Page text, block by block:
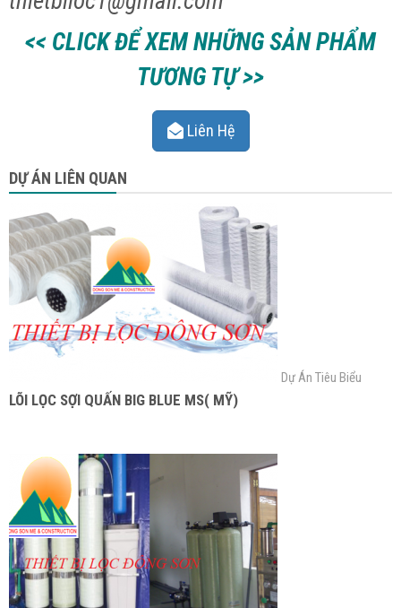
<< CLICK ĐỂ XEM NHỮNG SẢN PHẨM
TƯƠNG TỰ >>
Liên Hệ
DỰ ÁN LIÊN QUAN
Dự Án Tiêu Biểu
LÕI LỌC SỢI QUẤN BIG BLUE MS( MỸ)